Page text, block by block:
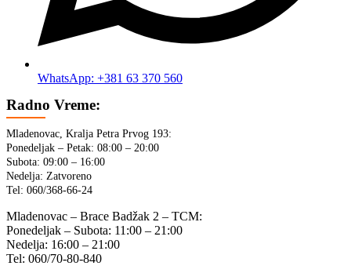
WhatsApp: +381 63 370 560
Radno Vreme:
Mladenovac, Kralja Petra Prvog 193:
Ponedeljak – Petak: 08:00 – 20:00
Subota: 09:00 – 16:00
Nedelja: Zatvoreno
Tel: 060/368-66-24
Mladenovac – Brace Badžak 2 – TCM:
Ponedeljak – Subota: 11:00 – 21:00
Nedelja: 16:00 – 21:00
Tel: 060/70-80-840